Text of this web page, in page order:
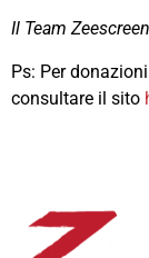
Il Team Zeescreen
Ps: Per
consultare il sito